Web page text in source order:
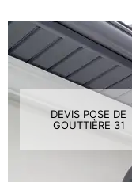
DEVIS POSE DE
GOUTTIÈRE 31